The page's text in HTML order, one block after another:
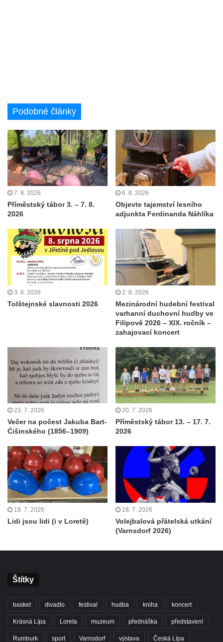
Podobné články
7. 8. 2026
Příměstský tábor 3. – 7. 8.
2026
6. 8. 2026
Objevte tajemství lesního
adjunkta Ferdinanda Náhlíka
3. 8. 2026
Tolštejnské slavnosti 2026
2. 8. 2026
Mezinárodní hudební festival
varhanní duchovní hudby ve
Filipově 2026 – XIX. ročník –
zahajovací koncert
23. 7. 2026
Večer na počest Jakuba Bart-
Ćišinského (1856–1909)
20. 7. 2026
Příměstský tábor 13. – 17. 7.
2026
19. 7. 2026
Lidi jsou lidi (i v Loretě)
18. 7. 2026
Volejbalová přátelská utkání
(Varnsdorf 2026)
Štítky
basket divadlo festival hudba kniha koncert
Krásná Lípa Loreta muzeum přednáška představení
Rumburk sport Varnsdorf výstava Česká Lípa